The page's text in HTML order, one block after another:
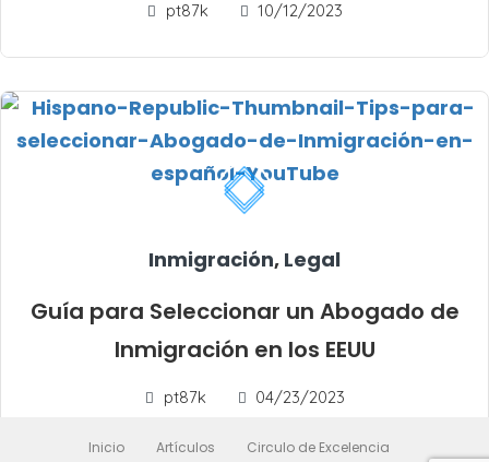
pt87k 10/12/2023
Inmigración, Legal
Guía para Seleccionar un Abogado de
Inmigración en los EEUU
pt87k 04/23/2023
Inicio Artículos Circulo de Excelencia